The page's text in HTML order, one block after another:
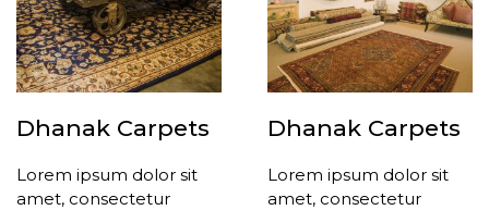
Dhanak Carpets
Lorem ipsum dolor sit
amet, consectetur
Dhanak Carpets
Lorem ipsum dolor sit
amet, consectetur